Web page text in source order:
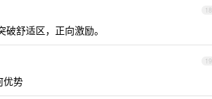
18
舒适区，正向激励。
19
优势